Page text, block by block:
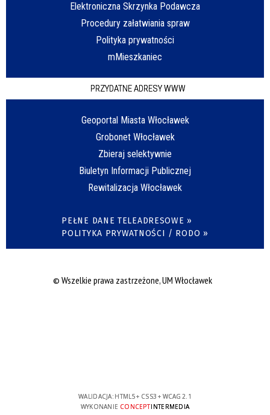
Elektroniczna Skrzynka Podawcza
Procedury załatwiania spraw
Polityka prywatności
mMieszkaniec
PRZYDATNE ADRESY WWW
Geoportal Miasta Włocławek
Grobonet Włocławek
Zbieraj selektywnie
Biuletyn Informacji Publicznej
Rewitalizacja Włocławek
PEŁNE DANE TELEADRESOWE »
POLITYKA PRYWATNOŚCI / RODO »
© Wszelkie prawa zastrzeżone, UM Włocławek
WALIDACJA: HTML5+ CSS3 + WCAG 2.1
WYKONANIE CONCEPTINTERMEDIA